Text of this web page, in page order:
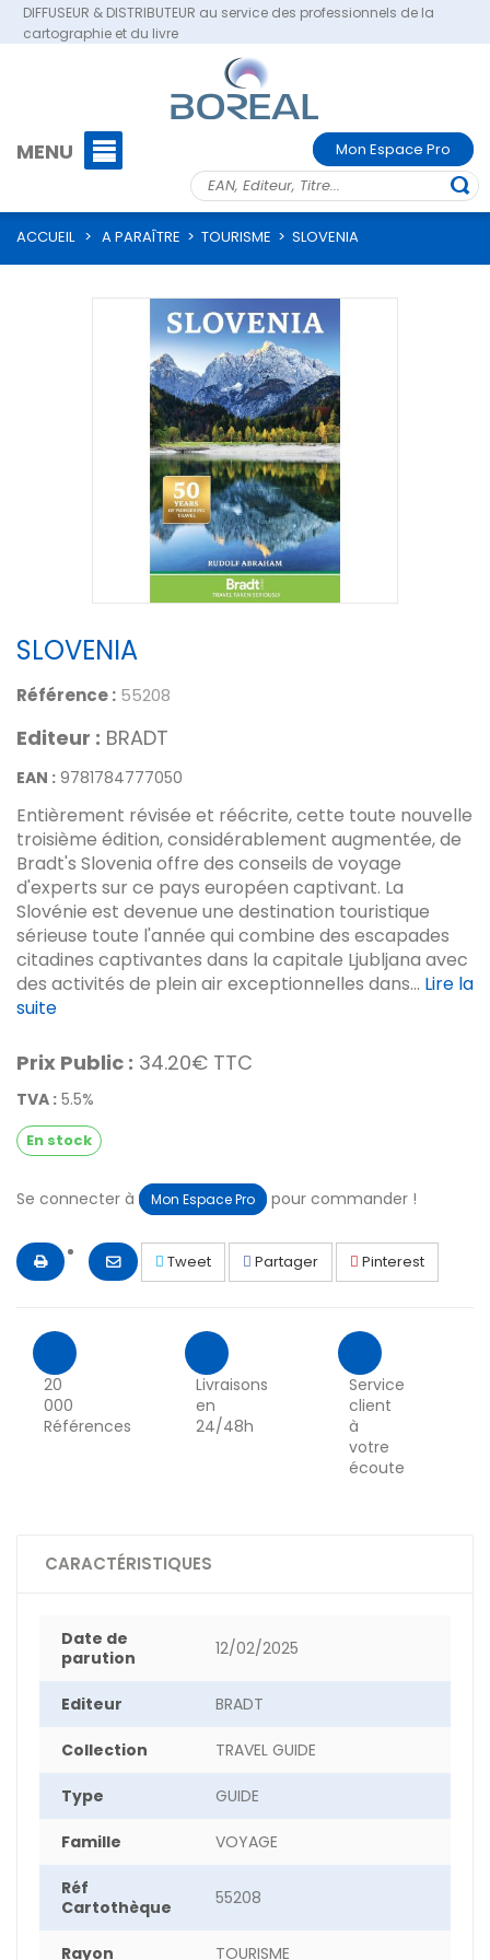
DIFFUSEUR & DISTRIBUTEUR au service des professionnels de la
cartographie et du livre
MENU Mon Espace Pro
ACCUEIL > A PARAÎTRE > TOURISME > SLOVENIA
SLOVENIA
Référence : 55208
Editeur : BRADT
EAN : 9781784777050
Entièrement révisée et réécrite, cette toute nouvelle
troisième édition, considérablement augmentée, de
Bradt's Slovenia offre des conseils de voyage
d'experts sur ce pays européen captivant. La
Slovénie est devenue une destination touristique
sérieuse toute l'année qui combine des escapades
citadines captivantes dans la capitale Ljubljana avec
des activités de plein air exceptionnelles dans... Lire la
suite
Prix Public : 34.20€ TTC
TVA : 5.5%
En stock
Se connecter à Mon Espace Pro pour commander !
Tweet Partager Pinterest
20
000
Références
Livraisons
en
24/48h
Service
client
à
votre
écoute
CARACTÉRISTIQUES
Date de
parution
12/02/2025
Editeur BRADT
Collection TRAVEL GUIDE
Type GUIDE
Famille VOYAGE
Réf
Cartothèque
55208
Rayon TOURISME